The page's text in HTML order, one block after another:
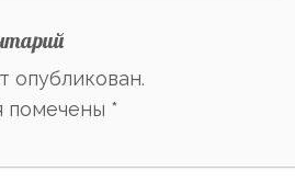
опубликован.
помечены *